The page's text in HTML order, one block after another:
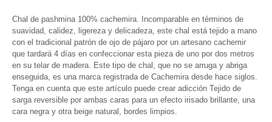
Chal de pashmina 100% cachemira. Incomparable en términos de
suavidad, calidez, ligereza y delicadeza, este chal está tejido a mano
con el tradicional patrón de ojo de pájaro por un artesano cachemir
que tardará 4 días en confeccionar esta pieza de uno por dos metros
en su telar de madera. Este tipo de chal, que no se arruga y abriga
enseguida, es una marca registrada de Cachemira desde hace siglos.
Tenga en cuenta que este artículo puede crear adicción Tejido de
sarga reversible por ambas caras para un efecto irisado brillante, una
cara negra y otra beige natural, bordes limpios.